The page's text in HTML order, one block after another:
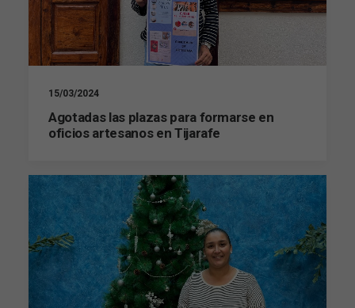
15/03/2024
Agotadas las plazas para formarse en
oficios artesanos en Tijarafe